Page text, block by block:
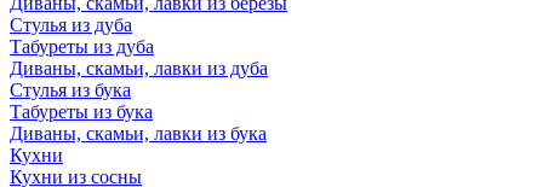
Стулья из дуба
Табуреты из дуба
Диваны, скамьи, лавки из дуба
Стулья из бука
Табуреты из бука
Диваны, скамьи, лавки из бука
Кухни
Кухни из сосны